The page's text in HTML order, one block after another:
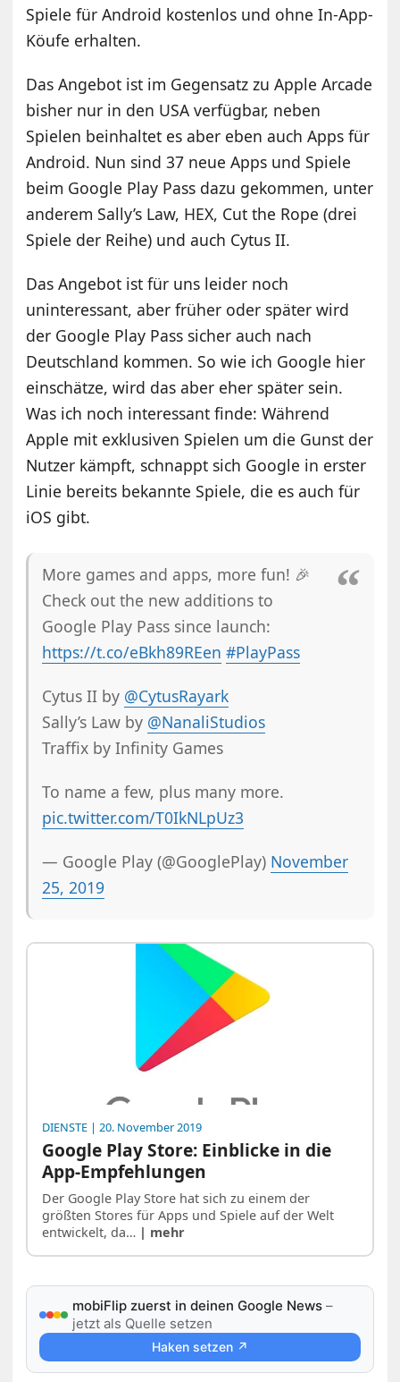
Spiele für Android kostenlos und ohne In-App-
Köufe erhalten.
Das Angebot ist im Gegensatz zu Apple Arcade
bisher nur in den USA verfügbar, neben
Spielen beinhaltet es aber eben auch Apps für
Android. Nun sind 37 neue Apps und Spiele
beim Google Play Pass dazu gekommen, unter
anderem Sally’s Law, HEX, Cut the Rope (drei
Spiele der Reihe) und auch Cytus II.
Das Angebot ist für uns leider noch
uninteressant, aber früher oder später wird
der Google Play Pass sicher auch nach
Deutschland kommen. So wie ich Google hier
einschätze, wird das aber eher später sein.
Was ich noch interessant finde: Während
Apple mit exklusiven Spielen um die Gunst der
Nutzer kämpft, schnappt sich Google in erster
Linie bereits bekannte Spiele, die es auch für
iOS gibt.
More games and apps, more fun! 🎉
Check out the new additions to
Google Play Pass since launch:
https://t.co/eBkh89REen #PlayPass
Cytus II by @CytusRayark
Sally’s Law by @NanaliStudios
Traffix by Infinity Games
To name a few, plus many more.
pic.twitter.com/T0IkNLpUz3
— Google Play (@GooglePlay) November
25, 2019
DIENSTE | 20. November 2019
Google Play Store: Einblicke in die
App-Empfehlungen
Der Google Play Store hat sich zu einem der
größten Stores für Apps und Spiele auf der Welt
entwickelt, da… | mehr
mobiFlip zuerst in deinen Google News –
jetzt als Quelle setzen
Haken setzen ↗